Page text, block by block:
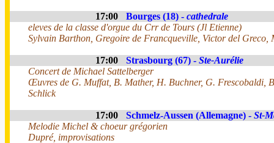
17:00 Bourges (18) - cathedrale
eleves de la classe d'orgue du Crr de Tours (Jl Etienne)
Sylvain Barthon, Gregoire de Francqueville, Victor del Greco,
17:00 Strasbourg (67) - Ste-Aurélie
Concert de Michael Sattelberger
Œuvres de G. Muffat, B. Mather, H. Buchner, G. Frescobaldi,
Schlick
17:00 Schmelz-Aussen (Allemagne) - St-
Melodie Michel & choeur grégorien
Dupré, improvisations